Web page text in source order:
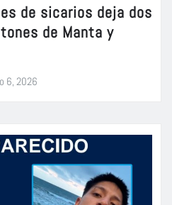
de sicarios deja dos
de Manta y
6, 2026